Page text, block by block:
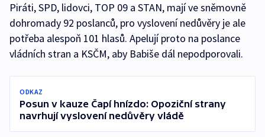
Piráti, SPD, lidovci, TOP 09 a STAN, mají ve sněmovně
dohromady 92 poslanců, pro vyslovení nedůvěry je ale
potřeba alespoň 101 hlasů. Apelují proto na poslance
vládních stran a KSČM, aby Babiše dál nepodporovali.
ODKAZ
Posun v kauze Čapí hnízdo: Opoziční strany
navrhují vyslovení nedůvěry vládě